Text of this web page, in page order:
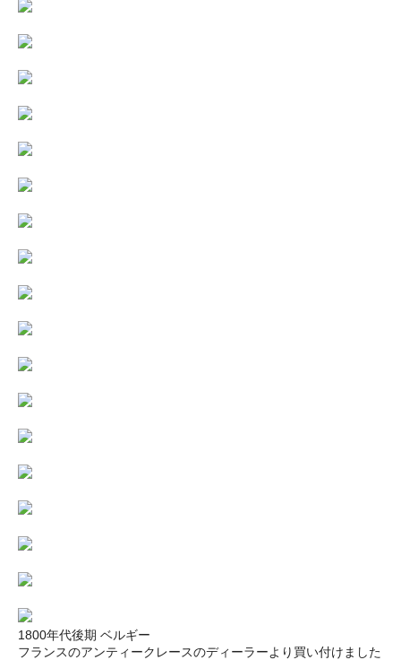
1800年代後期 ベルギー
フランスのアンティークレースのディーラーより買い付けました